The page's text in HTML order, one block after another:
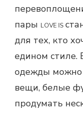
пары LOVE IS
для тех, кто
едином стиле.
одежды можно
вещи, белые
продумать